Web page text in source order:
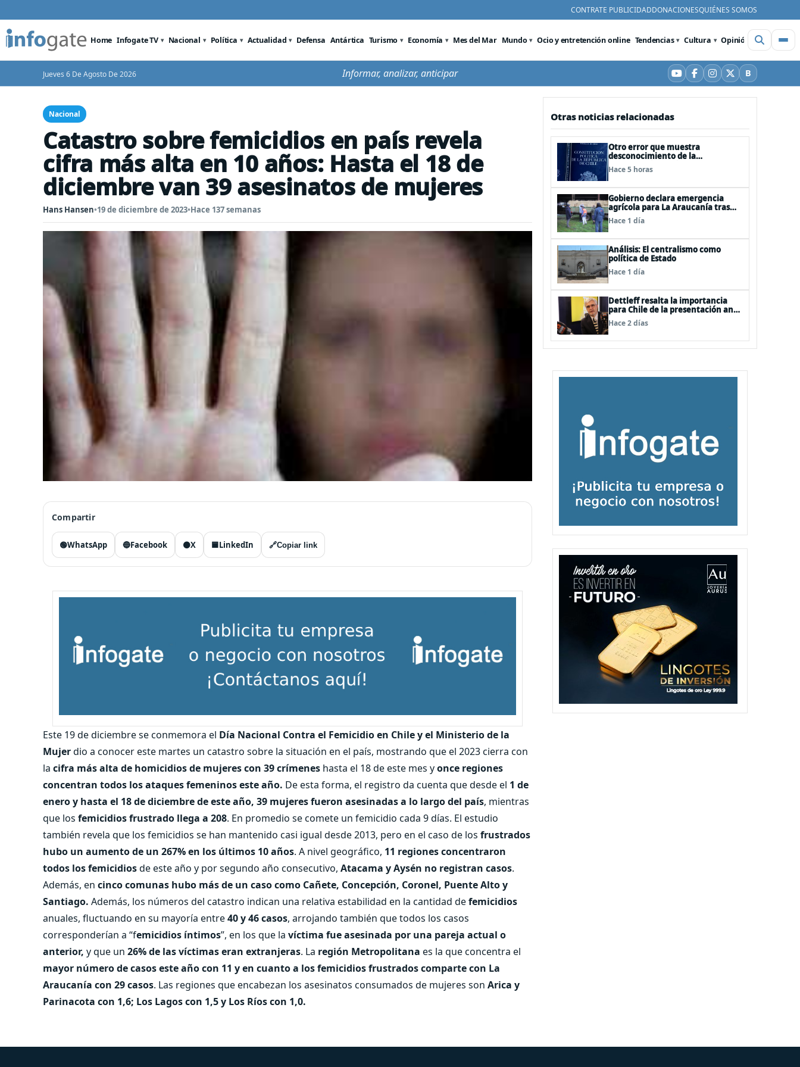
CONTRATE PUBLICIDADDONACIONESQUIÉNES SOMOS
Home Infogate TV Nacional Política Actualidad Defensa Antártica Turismo Economía Mes del Mar Mundo Ocio y entretención online Tendencias Cultura Opinión Videos
Jueves 6 De Agosto De 2026 Informar, analizar, anticipar YouTube
Facebook
Instagram
X BBluesky
Nacional
Catastro sobre femicidios en país revela
cifra más alta en 10 años: Hasta el 18 de
diciembre van 39 asesinatos de mujeres
Hans Hansen•19 de diciembre de 2023•Hace 137 semanas
Compartir
🟢WhatsApp 🔵Facebook ⚫X 🟦LinkedIn 🔗Copiar link
Este 19 de diciembre se conmemora el Día Nacional Contra el Femicidio en Chile y el Ministerio de la
Mujerdio a conocer este martes un catastro sobre la situación en el país, mostrando que el 2023 cierra con
la cifra más alta de homicidios de mujeres con 39 crímenes hasta el 18 de este mes yonce regiones
concentran todos los ataques femeninos este año. De esta forma, el registro da cuenta que desde el 1 de
enero y hasta el 18 de diciembre de este año, 39 mujeres fueron asesinadas a lo largo del país, mientras
que los femicidios frustrado llega a 208. En promedio se comete un femicidio cada 9 días. El estudio
también revela que los femicidios se han mantenido casi igual desde 2013, pero en el caso de los frustrados
hubo un aumento de un 267% en los últimos 10 años. A nivel geográfico, 11 regiones concentraron
todos los femicidiosde este año y por segundo año consecutivo, Atacama y Aysén no registran casos.
Además, en cinco comunas hubo más de un caso como Cañete, Concepción, Coronel, Puente Alto y
Santiago. Además, los números del catastro indican una relativa estabilidad en la cantidad defemicidios
anuales, fluctuando en su mayoría entre40 y 46 casos, arrojando también que todos los casos
corresponderían a “femicidios íntimos”, en los que la víctima fue asesinada por una pareja actual o
anterior, y que un 26% de las víctimas eran extranjeras. La región Metropolitana es la que concentra el
mayor número de casos este año con 11 y en cuanto a los femicidios frustrados comparte con La
Araucanía con 29 casos. Las regiones que encabezan los asesinatos consumados de mujeres son Arica y
Parinacota con 1,6; Los Lagos con 1,5 y Los Ríos con 1,0.
Otras noticias relacionadas
Otro error que muestra
desconocimiento de la
Constitución: Artículo 1 consagra
resguardar la seguridad nacional y
Hace 5 horas
Gobierno declara emergencia
agrícola para La Araucanía tras
desastres por pasos de sistemas
frontales
Hace 1 día
Análisis: El centralismo como
política de Estado
Hace 1 día
Dettleff resalta la importancia
para Chile de la presentación ante
la ONU de la Plataforma
Continental Extendida del
Hace 2 días